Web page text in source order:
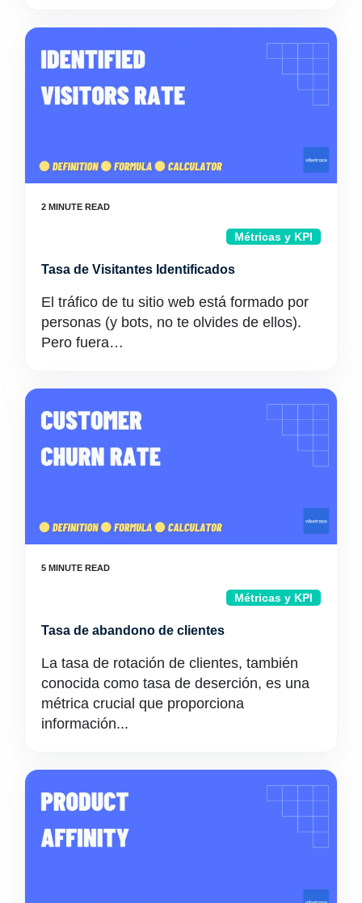
Métricas y KPI
Tasa de Visitantes Identificados
El tráfico de tu sitio web está formado por
personas (y bots, no te olvides de ellos).
Pero fuera…
Métricas y KPI
Tasa de abandono de clientes
La tasa de rotación de clientes, también
conocida como tasa de deserción, es una
métrica crucial que proporciona
información...